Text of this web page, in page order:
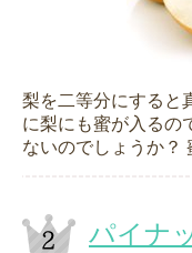
梨を二等分にすると
に梨にも蜜が入るの
ないのでしょうか？
パイナ